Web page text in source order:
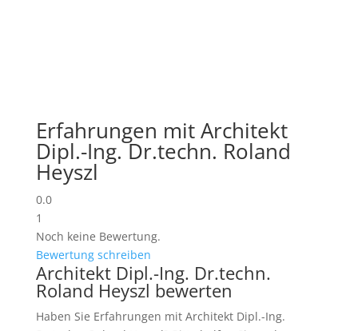
Erfahrungen mit Architekt
Dipl.-Ing. Dr.techn. Roland
Heyszl
0.0
1
Noch keine Bewertung.
Bewertung schreiben
Architekt Dipl.-Ing. Dr.techn.
Roland Heyszl bewerten
Haben Sie Erfahrungen mit Architekt Dipl.-Ing.